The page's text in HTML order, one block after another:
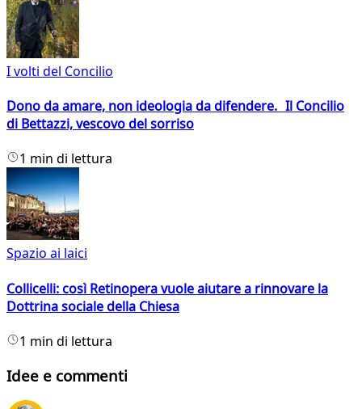
I volti del Concilio
Dono da amare, non ideologia da difendere. Il Concilio
di Bettazzi, vescovo del sorriso
1 min di lettura
Spazio ai laici
Collicelli: così Retinopera vuole aiutare a rinnovare la
Dottrina sociale della Chiesa
1 min di lettura
Idee e commenti